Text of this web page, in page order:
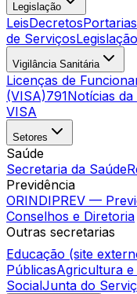
Legislação
LeisDecretosPortarias
de Serviços
Vigilância Sanitária
Licenças de
(VISA)791Notícias da
VISA
Setores
Saúde
Secretaria da Saúde
Previdência
ORINDIPREV —
Conselhos e Diretoria
Outras secretarias
Educação (site
PúblicasAgricultura e
SocialJunta do